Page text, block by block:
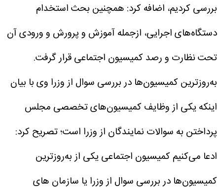
بررسی کردیم، اضافه کرد: همچنین بحث استخدام
دستگاه‌های اجرایی، ازجمله آموزش و پرورش و ورودی آن
تحت نظارت و رصد کمیسیون اجتماعی قرار گرفت.
به‌روزترین کمیسیون‌ها در بررسی سوال از وزرا وی با بیان
اینکه یکی از وظایف کمیسیون‌های تخصصی مجلس
پرداختن به سوالات نمایندگان از وزرا است؛ تصریح کرد:
ادعا می‌کنیم کمیسیون اجتماعی یکی از به‌روزترین
کمیسیون‌ها در بررسی سوال از وزرا یا سازمان های